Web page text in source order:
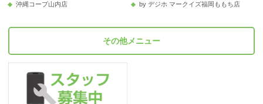
沖縄コープ山内店
by デジホ マークイズ福岡ももち店
その他メニュー